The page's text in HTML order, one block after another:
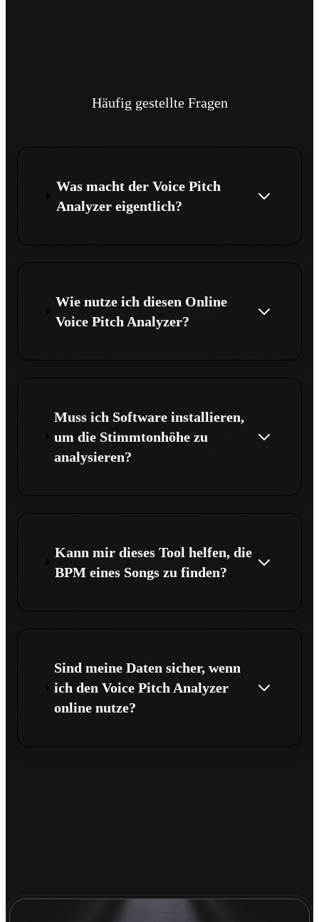
Häufig gestellte Fragen
Was macht der Voice Pitch
Analyzer eigentlich?
Wie nutze ich diesen Online
Voice Pitch Analyzer?
Muss ich Software installieren,
um die Stimmtonhöhe zu
analysieren?
Kann mir dieses Tool helfen, die
BPM eines Songs zu finden?
Sind meine Daten sicher, wenn
ich den Voice Pitch Analyzer
online nutze?